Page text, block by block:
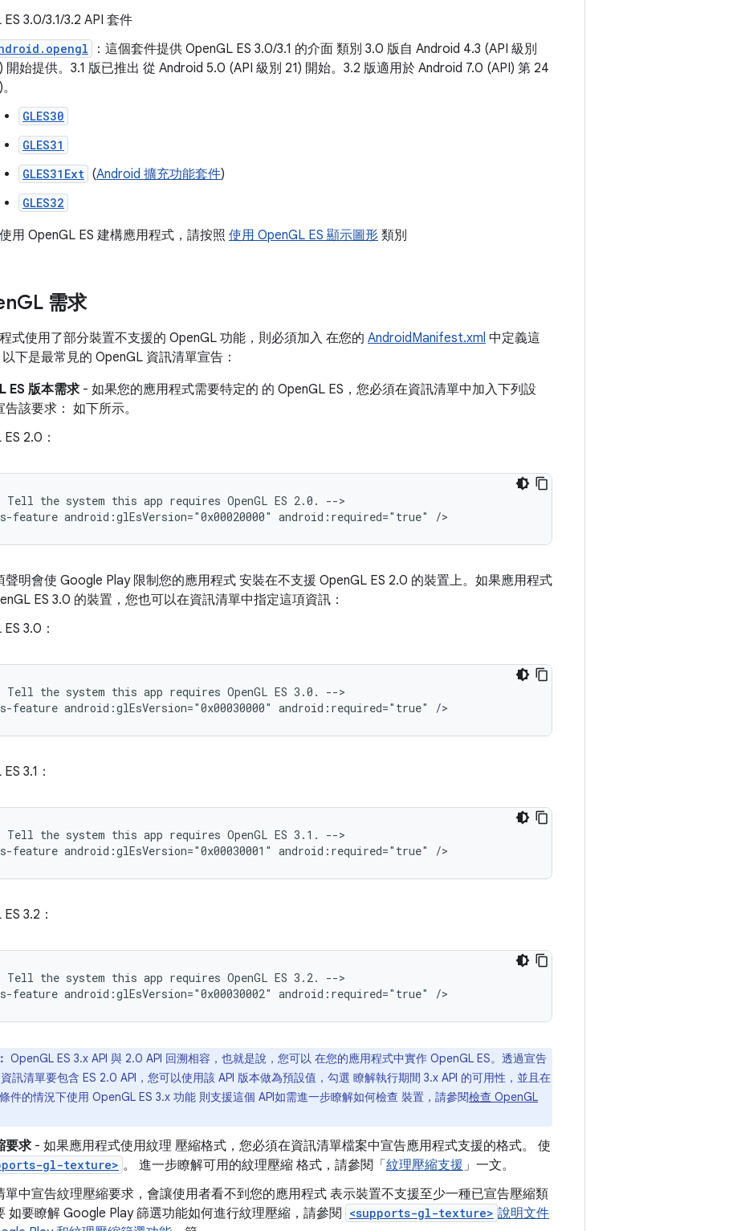
ES 3.0/3.1/3.2 API 套件
：這個套件提供 OpenGL ES 3.0/3.1 的介面 類別 3.0 版自 Android 4.3 (API 級別
開始提供。3.1 版已推出 從 Android 5.0 (API 級別 21) 開始。3.2 版適用於 Android 7.0 (API) 第 24
GLES30
GLES31
GLES31Ext (Android 擴充功能套件)
GLES32
用 OpenGL ES 建構應用程式，請按照 使用 OpenGL ES 顯示圖形 類別
GL 需求
式使用了部分裝置不支援的 OpenGL 功能，則必須加入 在您的 AndroidManifest.xml 中定義這
下是最常見的 OpenGL 資訊清單宣告：
ES 版本需求 - 如果您的應用程式需要特定的 的 OpenGL ES，您必須在資訊清單中加入下列設
告該要求： 如下所示。
2.0：
Tell the system this app requires OpenGL ES 2.0.
-->
feature android:glEsVersion="0x00020000" android:required="true" />
聲明會使 Google Play 限制您的應用程式 安裝在不支援 OpenGL ES 2.0 的裝置上。如果應用程式
ES 3.0 的裝置，您也可以在資訊清單中指定這項資訊：
3.0：
Tell the system this app requires OpenGL ES 3.0.
-->
feature android:glEsVersion="0x00030000" android:required="true" />
3.1：
Tell the system this app requires OpenGL ES 3.1.
-->
feature android:glEsVersion="0x00030001" android:required="true" />
3.2：
Tell the system this app requires OpenGL ES 3.2.
-->
feature android:glEsVersion="0x00030002" android:required="true" />
OpenGL ES 3.x API 與 2.0 API 回溯相容，也就是說，您可以 在您的應用程式中實作 OpenGL ES。透過宣告
訊清單要包含 ES 2.0 API，您可以使用該 API 版本做為預設值，勾選 瞭解執行期間 3.x API 的可用性，並且在
件的情況下使用 OpenGL ES 3.x 功能 則支援這個 API如需進一步瞭解如何檢查 裝置，請參閱檢查 OpenGL
要求 - 如果應用程式使用紋理 壓縮格式，您必須在資訊清單檔案中宣告應用程式支援的格式。 使
gl-texture> 。 進一步瞭解可用的紋理壓縮 格式，請參閱「 紋理壓縮支援」一文。
單中宣告紋理壓縮要求，會讓使用者看不到您的應用程式 表示裝置不支援至少一種已宣告壓縮類
如要瞭解 Google Play 篩選功能如何進行紋理壓縮，請參閱
<supports-gl-texture> 說明文件